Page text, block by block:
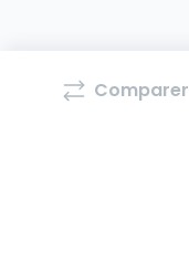
Comparer